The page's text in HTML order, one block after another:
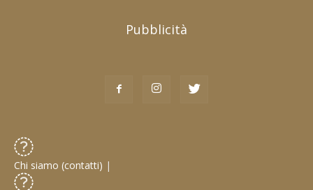
Pubblicità
Chi siamo (contatti) |